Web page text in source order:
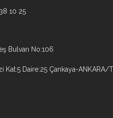
10 25
Bulvarı No:106
Kat:5 Daire:25 Çankaya-ANKARA/